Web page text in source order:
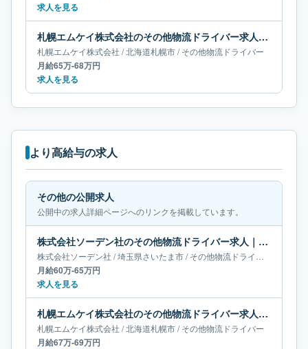
求人を見る
札幌エムケイ株式会社のその他物流ドライバー求人｜北海道札幌市｜月給65万-68万円
札幌エムケイ株式会社 /北海道札幌市/その他物流ドライバー
月給65万-68万円
求人を見る
より高給与の求人
その他の公開求人
公開中の求人詳細ページへのリンクを掲載しています。
株式会社ソーデン社のその他物流ドライバー求人｜埼玉県さいたま市｜月給60万-65万円
株式会社ソーデン社 /埼玉県さいたま市/その他物流ドライバー
月給60万-65万円
求人を見る
札幌エムケイ株式会社のその他物流ドライバー求人｜北海道札幌市｜月給67万-69万円
札幌エムケイ株式会社 /北海道札幌市/その他物流ドライバー
月給67万-69万円